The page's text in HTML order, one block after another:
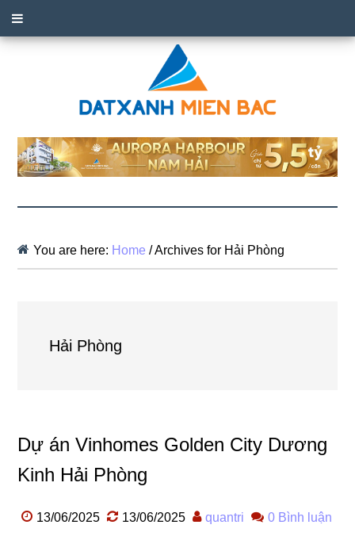
You are here: Home /Archives for Hải Phòng
Hải Phòng
Dự án Vinhomes Golden City Dương
Kinh Hải Phòng
13/06/2025 13/06/2025 quantri 0 Bình luận